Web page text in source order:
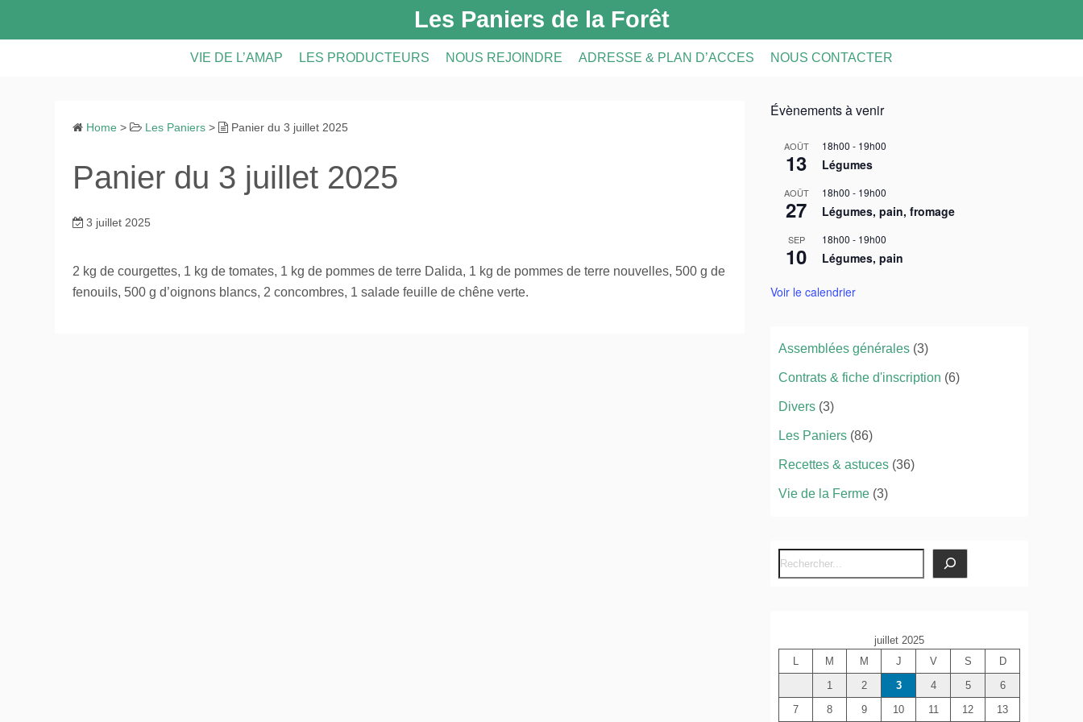
Les Paniers de la Forêt
VIE DE L’AMAP
CONTRATS & FICHE D’INSCRIPTION
ASSEMBLEES GENERALES
LES PRODUCTEURS
VIE DE LA FERME
NOUS REJOINDRE ADRESSE & PLAN D’ACCES NOUS CONTACTER
Home > Les Paniers > Panier du 3 juillet 2025
Panier du 3 juillet 2025
3 juillet 2025
2 kg de courgettes, 1 kg de tomates, 1 kg de pommes de terre Dalida, 1 kg de pommes de terre nouvelles, 500 g de
fenouils, 500 g d’oignons blancs, 2 concombres, 1 salade feuille de chêne verte.
Évènements à venir
AOÛT
13
18h00 - 19h00
Légumes
AOÛT
27
18h00 - 19h00
Légumes, pain, fromage
SEP
10
18h00 - 19h00
Légumes, pain
Voir le calendrier
Assemblées générales (3)
Contrats & fiche d'inscription (6)
Divers (3)
Les Paniers (86)
Recettes & astuces (36)
Vie de la Ferme (3)
R
e
juillet 2025
L
M M J V S
D
1
2 3 4 5
6
7
8 9 10 11 12 13